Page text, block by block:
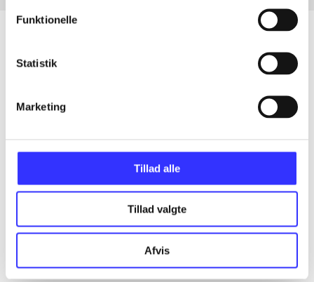
Funktionelle
Statistik
Marketing
Tillad alle
Tillad valgte
Afvis
...
...